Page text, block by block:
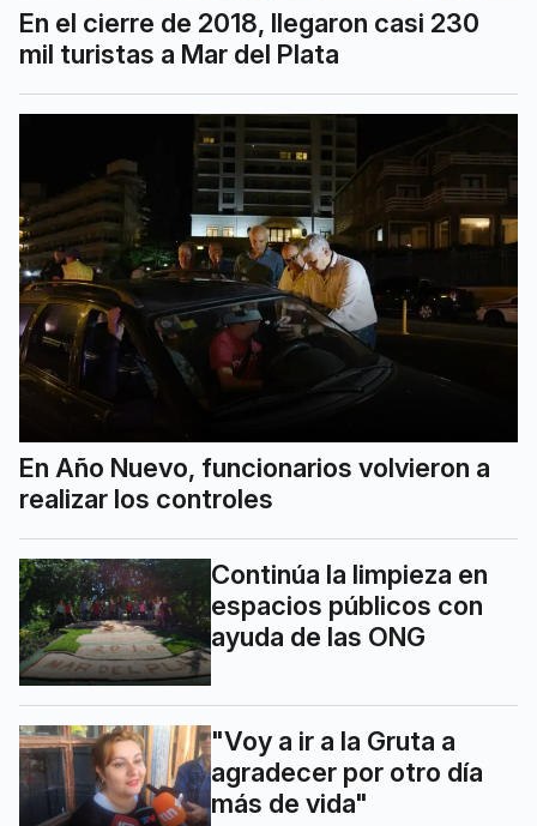
En el cierre de 2018, llegaron casi 230
mil turistas a Mar del Plata
En Año Nuevo, funcionarios volvieron a
realizar los controles
Continúa la limpieza en
espacios públicos con
ayuda de las ONG
"Voy a ir a la Gruta a
agradecer por otro día
más de vida"